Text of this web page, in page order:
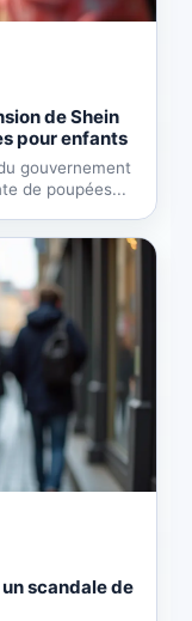
de Shein
pour enfants
gouvernement
de poupées...
scandale de